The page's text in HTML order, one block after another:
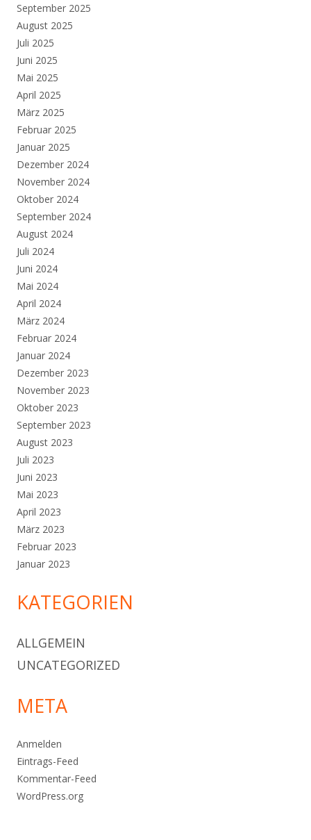
September 2025
August 2025
Juli 2025
Juni 2025
Mai 2025
April 2025
März 2025
Februar 2025
Januar 2025
Dezember 2024
November 2024
Oktober 2024
September 2024
August 2024
Juli 2024
Juni 2024
Mai 2024
April 2024
März 2024
Februar 2024
Januar 2024
Dezember 2023
November 2023
Oktober 2023
September 2023
August 2023
Juli 2023
Juni 2023
Mai 2023
April 2023
März 2023
Februar 2023
Januar 2023
KATEGORIEN
ALLGEMEIN
UNCATEGORIZED
META
Anmelden
Eintrags-Feed
Kommentar-Feed
WordPress.org